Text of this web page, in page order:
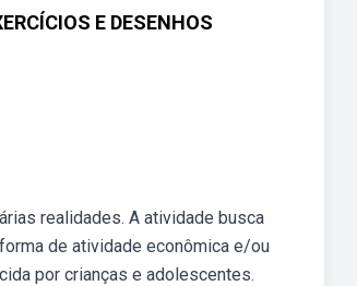
E DESENHOS
realidades. A atividade busca
de atividade econômica e/ou
por crianças e adolescentes.